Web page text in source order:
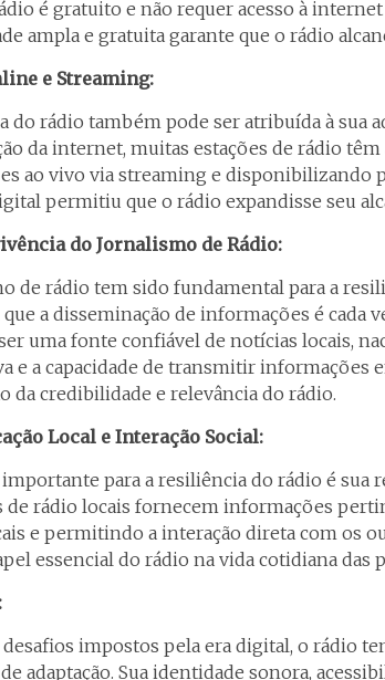
é gratuito e não requer acesso à
ampla e gratuita garante que o rádio
e Streaming:
do rádio também pode ser atribuída à sua
da internet, muitas estações de rádio
ao vivo via streaming e disponibilizando
permitiu que o rádio expandisse seu
do Jornalismo de Rádio:
de rádio tem sido fundamental para a
a disseminação de informações é cada
uma fonte confiável de notícias locais,
e a capacidade de transmitir informações
da credibilidade e relevância do rádio.
Local e Interação Social:
para a resiliência do rádio é sua
de rádio locais fornecem informações
e permitindo a interação direta com os
essencial do rádio na vida cotidiana das
desafios impostos pela era digital, o rádio
adaptação. Sua identidade sonora,